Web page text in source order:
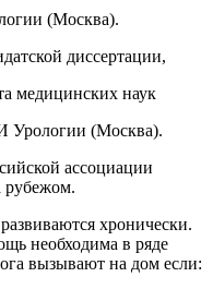
(Москва).
диссертации,
медицинских наук
Урологии (Москва).
ассоциации
рубежом.
хронически.
необходима в ряде
вызывают на дом если: